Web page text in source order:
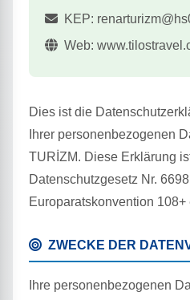
KEP:
Web:
Dies ist die
Ihrer personenbezogenen
TURİZM. Diese Erklärung
Datenschutzgesetz Nr.
Europaratskonvention 108+
ZWECKE DER
Ihre personenbezogenen